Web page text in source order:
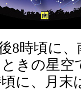
8時頃に
きの星空
に、月末